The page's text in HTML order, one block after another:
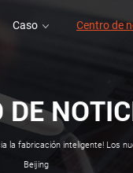
Caso
Caso
Centro de
DE
la fabricación inteligente! Los
Beijing